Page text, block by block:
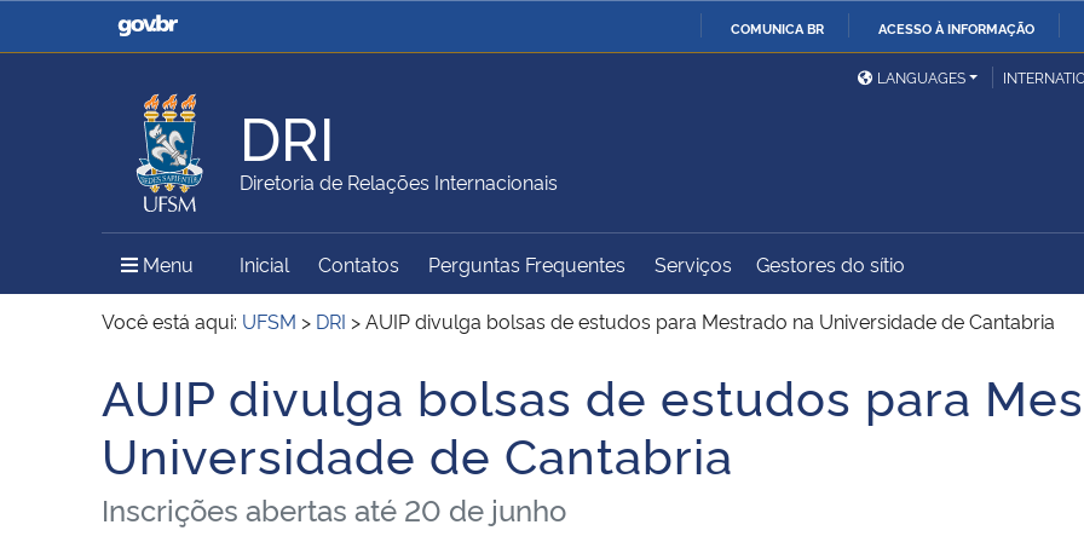
COMUNICA BR ACESSO À INFORMAÇÃO
Casa Civil
Ministério da Justiça e
Ministério da Defesa
Ministério das Relações
Exteriores
Ministério da Agricultura,
Pecuária e Abastecimento
Ministério do Meio Ambiente Ministério do Turismo
Ministério do
Desenvolvimento Regional
Controladoria-Geral da
União
Secretaria de Governo
Gabinete de Segurança
Institucional
Advocacia-Geral da União Banco Central do Brasil
LANGUAGES
DRI
Diretoria de Relações Internacionais
Menu Menu Principal do Sítio
Inicial Contatos Perguntas Frequentes Serviços Gestores do sítio
Você está aqui: UFSM > DRI >AUIP divulga bolsas de estudos para Mestrado na Universidade de Cantabria
Início do conteúdo
AUIP divulga bolsas de estudos para
Universidade de Cantabria
Inscrições abertas até 20 de junho